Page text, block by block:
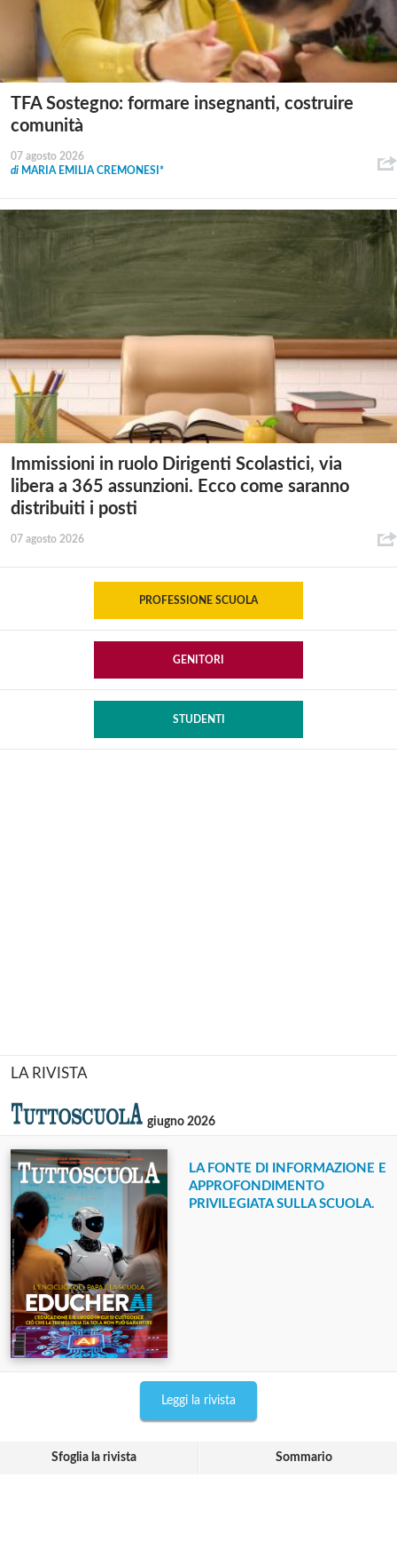
TFA Sostegno: formare insegnanti, costruire
comunità
07 agosto 2026
di MARIA EMILIA CREMONESI*
Immissioni in ruolo Dirigenti Scolastici, via
libera a 365 assunzioni. Ecco come saranno
distribuiti i posti
07 agosto 2026
PROFESSIONE SCUOLA
GENITORI
STUDENTI
LA RIVISTA
giugno 2026
LA FONTE DI INFORMAZIONE E
APPROFONDIMENTO
PRIVILEGIATA SULLA SCUOLA.
Leggi la rivista
Sfoglia la rivista Sommario